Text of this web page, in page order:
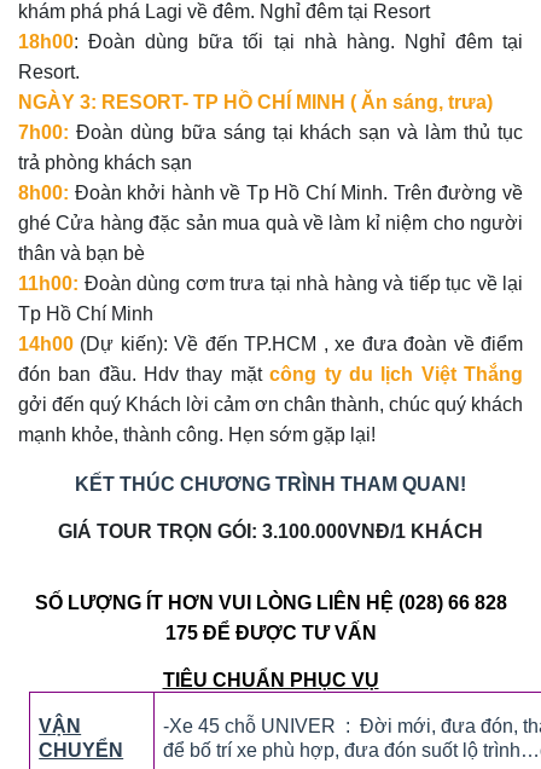
khám phá phá Lagi về đêm. Nghỉ đêm tại Resort
18h00: Đoàn dùng bữa tối tại nhà hàng. Nghỉ đêm tại
Resort.
NGÀY 3: RESORT- TP HỒ CHÍ MINH ( Ăn sáng, trưa)
7h00: Đoàn dùng bữa sáng tại khách sạn và làm thủ tục
trả phòng khách sạn
8h00: Đoàn khởi hành về Tp Hồ Chí Minh. Trên đường về
ghé Cửa hàng đặc sản mua quà về làm kỉ niệm cho người
thân và bạn bè
11h00: Đoàn dùng cơm trưa tại nhà hàng và tiếp tục về lại
Tp Hồ Chí Minh
14h00 (Dự kiến): Về đến TP.HCM , xe đưa đoàn về điểm
đón ban đầu. Hdv thay mặtcông ty du lịch Việt Thắng
gởi đến quý Khách lời cảm ơn chân thành, chúc quý khách
mạnh khỏe, thành công. Hẹn sớm gặp lại!
KẾT THÚC CHƯƠNG TRÌNH THAM QUAN!
GIÁ TOUR TRỌN GÓI: 3.100.000VNĐ/1 KHÁCH
SỐ LƯỢNG ÍT HƠN VUI LÒNG LIÊN HỆ (028) 66 828
175 ĐỂ ĐƯỢC TƯ VẤN
TIÊU CHUẨN PHỤC VỤ
VẬN
CHUYỂN
-Xe 45 chỗ UNIVER : Đời mới, đưa đón,
để bố trí xe phù hợp, đưa đón suốt lộ